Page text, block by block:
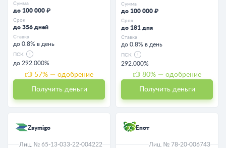
Сумма
до 100 000 ₽
Срок
до 356 дней
Ставка
до 0.8% в день
ПСК
до 292.000%
57% — одобрение
Получить деньги
Сумма
до 100 000 ₽
Срок
до 181 дня
Ставка
до 0.8% в день
ПСК
292.000%
80% — одобрение
Получить деньги
Zaymigo
Лиц. № 65-13-033-22-004222
Енот
Лиц. № 78-20-006743